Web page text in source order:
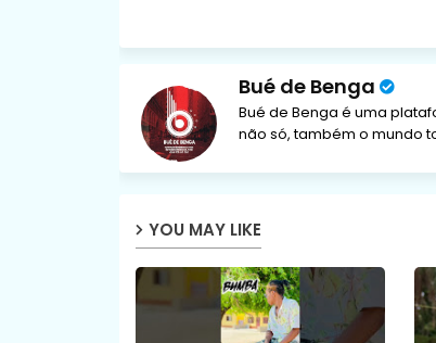
Bué de Benga
Bué de Benga é uma
não só, também o mundo
YOU MAY LIKE